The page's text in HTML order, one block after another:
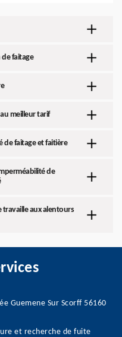
faitage
meilleur tarif
de faitage et faitière
de
travaille aux alentours
Guemene Sur Scorff 56160
et recherche de fuite